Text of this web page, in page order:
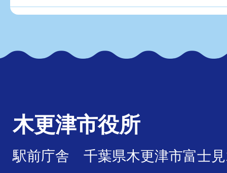
木更津市役所
駅前庁舎 千葉県木更津市富士